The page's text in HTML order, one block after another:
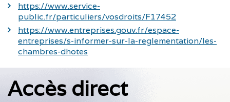
https://www.service-
public.fr/particuliers/vosdroits/F17452
https://www.entreprises.gouv.fr/espace-
entreprises/s-informer-sur-la-reglementation/les-
chambres-dhotes
Accès direct